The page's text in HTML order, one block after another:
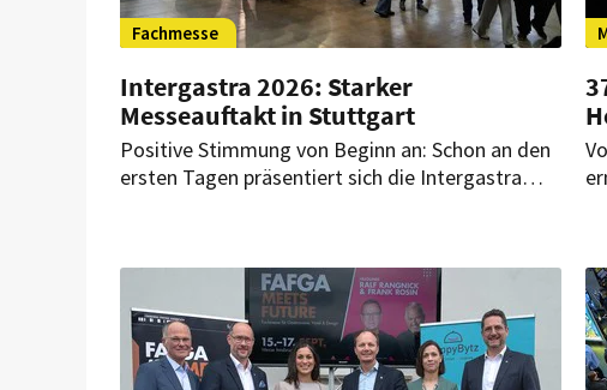
Fachmesse
Intergastra 2026: Starker
Messeauftakt in Stuttgart
Positive Stimmung von Beginn an: Schon an den
ersten Tagen präsentiert sich die Intergastra
Erwartungen prägen den Messeauftakt – wie
Aussteller im Gespräch mit HOGAPAGE berichten.